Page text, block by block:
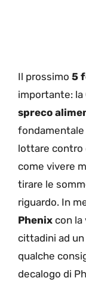
Il prossimo 5
importante: la
spreco
fondamentale
lottare contro
come vivere
tirare le
riguardo. In
Phenix con la
cittadini ad un
qualche
decalogo di